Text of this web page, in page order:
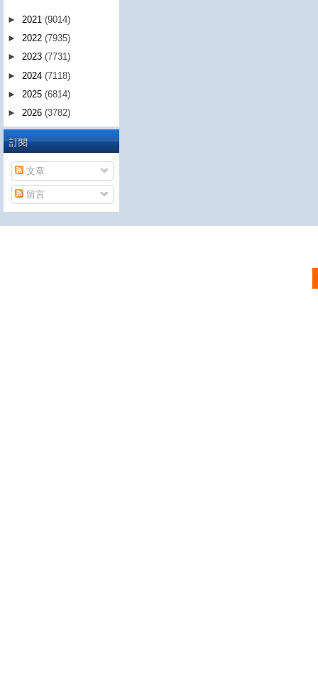
► 2021 (9014)
► 2022 (7935)
► 2023 (7731)
► 2024 (7118)
► 2025 (6814)
► 2026 (3782)
訂閱
文章
留言